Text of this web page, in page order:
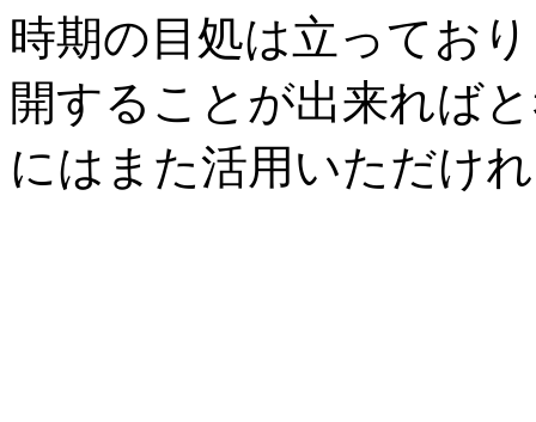
時期の目処は立ってお
開することが出来れば
にはまた活用いただけ